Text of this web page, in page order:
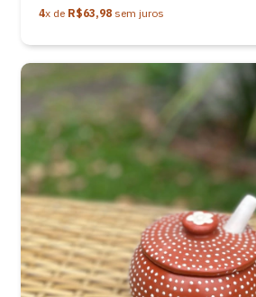
4x de R$63,98 sem juros